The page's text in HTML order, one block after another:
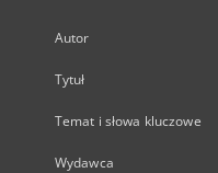
Autor
Tytuł
Temat i słowa kluczowe
Wydawca